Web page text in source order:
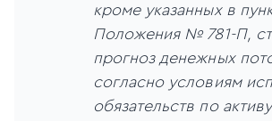
кроме указанных в
Положения № 781-П,
прогноз денежных
согласно условиям
обязательств по